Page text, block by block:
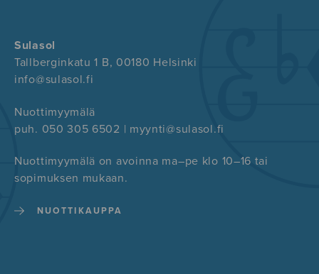
Sulasol
Tallberginkatu 1 B, 00180 Helsinki
info@sulasol.fi
Nuottimyymälä
puh. 050 305 6502 | myynti@sulasol.fi
Nuottimyymälä on avoinna ma–pe klo 10–16 tai
sopimuksen mukaan.
NUOTTIKAUPPA